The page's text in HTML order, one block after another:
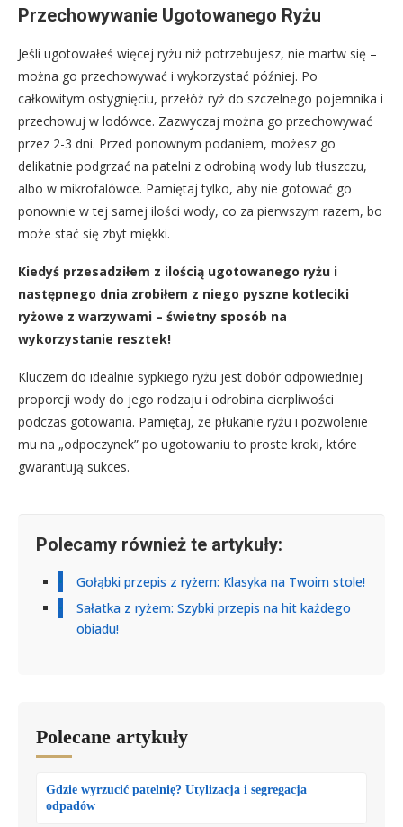
Przechowywanie Ugotowanego Ryżu
Jeśli ugotowałeś więcej ryżu niż potrzebujesz, nie martw się –
można go przechowywać i wykorzystać później. Po
całkowitym ostygnięciu, przełóż ryż do szczelnego pojemnika i
przechowuj w lodówce. Zazwyczaj można go przechowywać
przez 2-3 dni. Przed ponownym podaniem, możesz go
delikatnie podgrzać na patelni z odrobiną wody lub tłuszczu,
albo w mikrofalówce. Pamiętaj tylko, aby nie gotować go
ponownie w tej samej ilości wody, co za pierwszym razem, bo
może stać się zbyt miękki.
Kiedyś przesadziłem z ilością ugotowanego ryżu i
następnego dnia zrobiłem z niego pyszne kotleciki
ryżowe z warzywami – świetny sposób na
wykorzystanie resztek!
Kluczem do idealnie sypkiego ryżu jest dobór odpowiedniej
proporcji wody do jego rodzaju i odrobina cierpliwości
podczas gotowania. Pamiętaj, że płukanie ryżu i pozwolenie
mu na „odpoczynek” po ugotowaniu to proste kroki, które
gwarantują sukces.
Polecamy również te artykuły:
Gołąbki przepis z ryżem: Klasyka na Twoim stole!
Sałatka z ryżem: Szybki przepis na hit każdego
obiadu!
Polecane artykuły
Gdzie wyrzucić patelnię? Utylizacja i segregacja
odpadów